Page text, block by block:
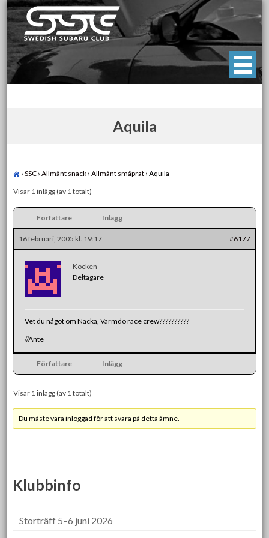
Skip
to
content
Swedish Subaru Club
För oss som älskar Subaru!
Aquila
› SSC › Allmänt snack › Allmänt småprat › Aquila
Visar 1 inlägg (av 1 totalt)
Författare Inlägg
16 februari, 2005 kl. 19:17 #6177
Kocken
Deltagare
Vet du något om Nacka, Värmdö race crew??????????
//Ante
Författare Inlägg
Visar 1 inlägg (av 1 totalt)
Du måste vara inloggad för att svara på detta ämne.
Klubbinfo
Storträff 5–6 juni 2026